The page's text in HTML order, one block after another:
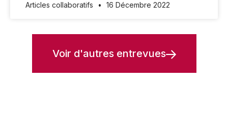
Articles collaboratifs 16 Décembre 2022
Voir d'autres entrevues